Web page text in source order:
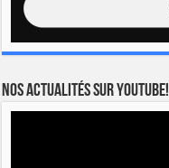
Nos actualités sur YOUTUBE!